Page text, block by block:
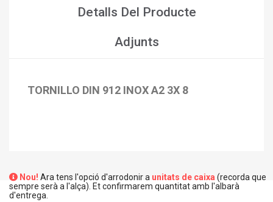
Detalls Del Producte
Adjunts
TORNILLO DIN 912 INOX A2 3X 8
Nou! Ara tens l'opció d'arrodonir a unitats de caixa (recorda que
sempre serà a l'alça). Et confirmarem quantitat amb l'albarà
d'entrega.